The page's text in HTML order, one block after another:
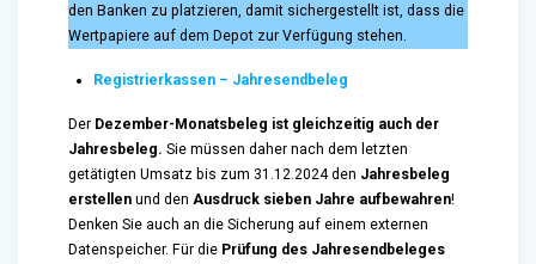
den Banken zu platzieren, damit sichergestellt ist, dass die
Wertpapiere auf dem Depot zur Verfügung stehen.
Registrierkassen – Jahresendbeleg
Der Dezember-Monatsbeleg ist gleichzeitig auch der
Jahresbeleg. Sie müssen daher nach dem letzten
getätigten Umsatz bis zum 31.12.2024 den Jahresbeleg
erstellen und den Ausdruck sieben Jahre aufbewahren!
Denken Sie auch an die Sicherung auf einem externen
Datenspeicher. Für die Prüfung des Jahresendbeleges